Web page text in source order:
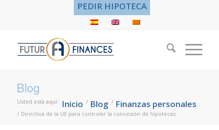
PEDIR HIPOTECA
Blog
Usted está aquí: Inicio / Blog / Finanzas personales
/ Directiva de la UE para controlar la concesión de hipotecas